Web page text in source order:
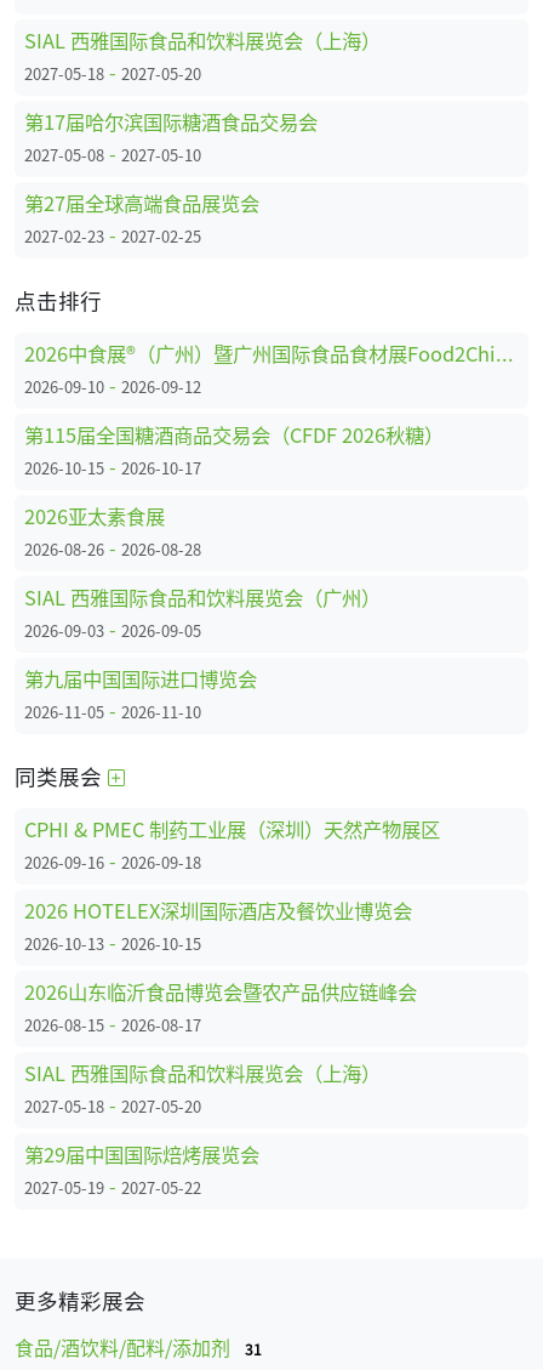
SIAL 西雅国际食品和饮料展览会（上海）
2027-05-18 - 2027-05-20
第17届哈尔滨国际糖酒食品交易会
2027-05-08 - 2027-05-10
第27届全球高端食品展览会
2027-02-23 - 2027-02-25
点击排行
2026中食展®（广州）暨广州国际食品食材展Food2China Expo
2026-09-10 - 2026-09-12
第115届全国糖酒商品交易会（CFDF 2026秋糖）
2026-10-15 - 2026-10-17
2026亚太素食展
2026-08-26 - 2026-08-28
SIAL 西雅国际食品和饮料展览会（广州）
2026-09-03 - 2026-09-05
第九届中国国际进口博览会
2026-11-05 - 2026-11-10
同类展会
CPHI & PMEC 制药工业展（深圳）天然产物展区
2026-09-16 - 2026-09-18
2026 HOTELEX深圳国际酒店及餐饮业博览会
2026-10-13 - 2026-10-15
2026山东临沂食品博览会暨农产品供应链峰会
2026-08-15 - 2026-08-17
SIAL 西雅国际食品和饮料展览会（上海）
2027-05-18 - 2027-05-20
第29届中国国际焙烤展览会
2027-05-19 - 2027-05-22
更多精彩展会
食品/酒饮料/配料/添加剂 31